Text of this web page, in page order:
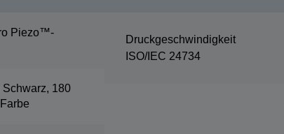
Piezo™-
Schwarz, 180
Druckgeschwindigkeit
ISO/IEC 24734